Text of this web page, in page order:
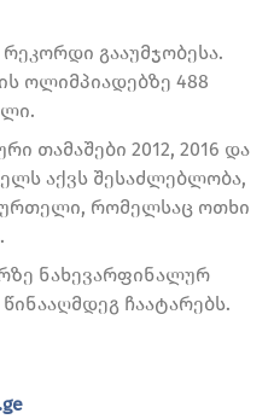
გააუმჯობესა.
ოლიმპიადებზე 488
თამაშები 2012, 2016 და
აქვს შესაძლებლობა,
რომელსაც ოთხი
ნახევარფინალურ
ჩაატარებს.